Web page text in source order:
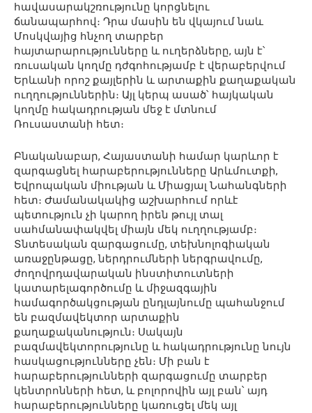
հավասարակշռությունը կորցնելու
ճանապարհով։ Դրա մասին են վկայում նաև
Մոսկվայից հնչող տարբեր
հայտարարությունները և ուղերձները, այն է՝
ռուսական կողմը դժգոհությամբ է վերաբերվում
Երևանի որոշ քայլերին և արտաքին քաղաքական
ուղղություններին։ Այլ կերպ ասած՝ հայկական
կողմը հակադրության մեջ է մտնում
Ռուսաստանի հետ։
Բնականաբար, Հայաստանի համար կարևոր է
զարգացնել հարաբերությունները Արևմուտքի,
Եվրոպական միության և Միացյալ Նահանգների
հետ։ Ժամանակակից աշխարհում որևէ
պետություն չի կարող իրեն թույլ տալ
սահմանափակվել միայն մեկ ուղղությամբ։
Տնտեսական զարգացումը, տեխնոլոգիական
առաջընթացը, ներդրումների ներգրավումը,
ժողովրդավարական ինստիտուտների
կատարելագործումը և միջազգային
համագործակցության ընդլայնումը պահանջում
են բազմավեկտոր արտաքին
քաղաքականություն։ Սակայն
բազմավեկտորությունը և հակադրությունը նույն
հասկացությունները չեն։ Մի բան է
հարաբերությունների զարգացումը տարբեր
կենտրոնների հետ, և բոլորովին այլ բան՝ այդ
հարաբերությունները կառուցել մեկ այլ